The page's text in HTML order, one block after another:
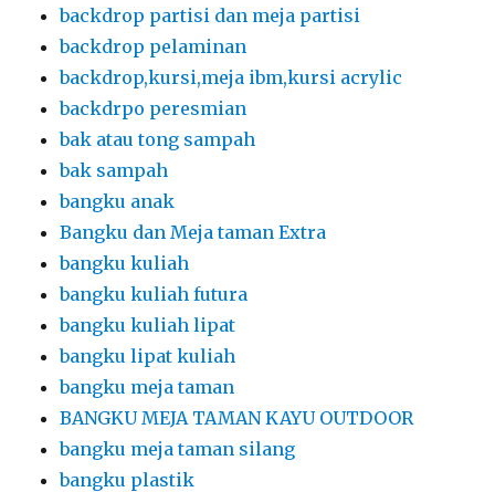
backdrop partisi dan meja partisi
backdrop pelaminan
backdrop,kursi,meja ibm,kursi acrylic
backdrpo peresmian
bak atau tong sampah
bak sampah
bangku anak
Bangku dan Meja taman Extra
bangku kuliah
bangku kuliah futura
bangku kuliah lipat
bangku lipat kuliah
bangku meja taman
BANGKU MEJA TAMAN KAYU OUTDOOR
bangku meja taman silang
bangku plastik